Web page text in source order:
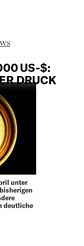
US‑$:
DRUCK
unter
deutliche